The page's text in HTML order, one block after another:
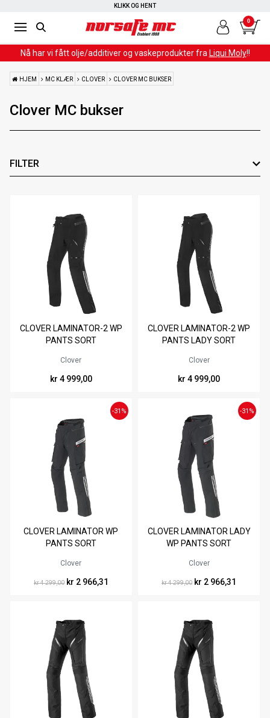
RASK LEVERING
KLIKK OG HENT
0
Nå har vi fått olje/additiver og vaskeprodukter fra Liqui Moly!!
HJEM MC KLÆR CLOVER CLOVER MC BUKSER
Clover MC bukser
FILTER
Leverandør
Materiale
Sikkerhet
Benlengde
48 50 52 54
CLOVER LAMINATOR-2 WP
PANTS SORT
Clover
kr 4 999,00
40 42 44 46
CLOVER LAMINATOR-2 WP
PANTS LADY SORT
Clover
kr 4 999,00
46
CLOVER LAMINATOR WP
PANTS SORT
Clover
-31%
kr 4 299,00 kr 2 966,31
44
CLOVER LAMINATOR LADY
WP PANTS SORT
Clover
-31%
kr 4 299,00 kr 2 966,31